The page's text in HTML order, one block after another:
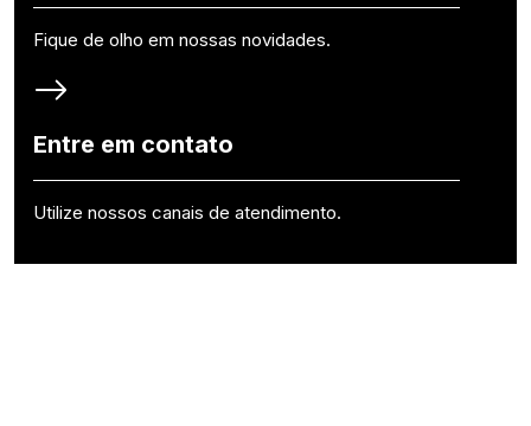
Fique de olho em nossas novidades.
Entre em contato
Utilize nossos canais de atendimento.